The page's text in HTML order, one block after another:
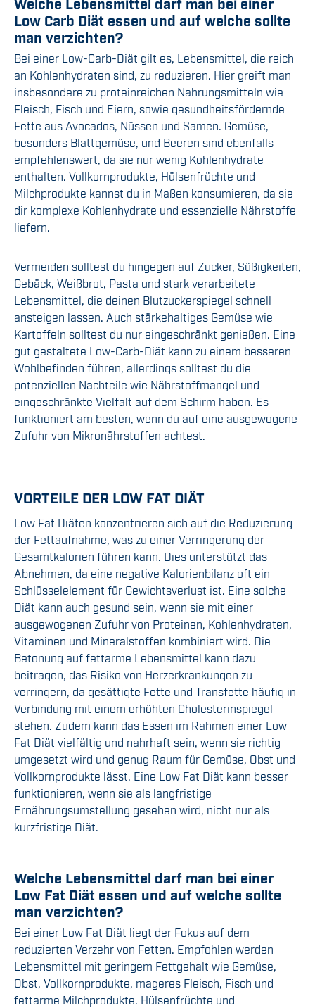
Low Carb Diät essen und auf welche sollte
man verzichten?
Bei einer Low-Carb-Diät gilt es, Lebensmittel, die reich
an Kohlenhydraten sind, zu reduzieren. Hier greift man
insbesondere zu proteinreichen Nahrungsmitteln wie
Fleisch, Fisch und Eiern, sowie gesundheitsfördernde
Fette aus Avocados, Nüssen und Samen. Gemüse,
besonders Blattgemüse, und Beeren sind ebenfalls
empfehlenswert, da sie nur wenig Kohlenhydrate
enthalten. Vollkornprodukte, Hülsenfrüchte und
Milchprodukte kannst du in Maßen konsumieren, da sie
dir komplexe Kohlenhydrate und essenzielle Nährstoffe
liefern.
Vermeiden solltest du hingegen auf Zucker, Süßigkeiten,
Gebäck, Weißbrot, Pasta und stark verarbeitete
Lebensmittel, die deinen Blutzuckerspiegel schnell
ansteigen lassen. Auch stärkehaltiges Gemüse wie
Kartoffeln solltest du nur eingeschränkt genießen. Eine
gut gestaltete Low-Carb-Diät kann zu einem besseren
Wohlbefinden führen, allerdings solltest du die
potenziellen Nachteile wie Nährstoffmangel und
eingeschränkte Vielfalt auf dem Schirm haben. Es
funktioniert am besten, wenn du auf eine ausgewogene
Zufuhr von Mikronährstoffen achtest.
VORTEILE DER LOW FAT DIÄT
Low Fat Diäten konzentrieren sich auf die Reduzierung
der Fettaufnahme, was zu einer Verringerung der
Gesamtkalorien führen kann. Dies unterstützt das
Abnehmen, da eine negative Kalorienbilanz oft ein
Schlüsselelement für Gewichtsverlust ist. Eine solche
Diät kann auch gesund sein, wenn sie mit einer
ausgewogenen Zufuhr von Proteinen, Kohlenhydraten,
Vitaminen und Mineralstoffen kombiniert wird. Die
Betonung auf fettarme Lebensmittel kann dazu
beitragen, das Risiko von Herzerkrankungen zu
verringern, da gesättigte Fette und Transfette häufig in
Verbindung mit einem erhöhten Cholesterinspiegel
stehen. Zudem kann das Essen im Rahmen einer Low
Fat Diät vielfältig und nahrhaft sein, wenn sie richtig
umgesetzt wird und genug Raum für Gemüse, Obst und
Vollkornprodukte lässt. Eine Low Fat Diät kann besser
funktionieren, wenn sie als langfristige
Ernährungsumstellung gesehen wird, nicht nur als
kurzfristige Diät.
Welche Lebensmittel darf man bei einer
Low Fat Diät essen und auf welche sollte
man verzichten?
Bei einer Low Fat Diät liegt der Fokus auf dem
reduzierten Verzehr von Fetten. Empfohlen werden
Lebensmittel mit geringem Fettgehalt wie Gemüse,
Obst, Vollkornprodukte, mageres Fleisch, Fisch und
fettarme Milchprodukte. Hülsenfrüchte und